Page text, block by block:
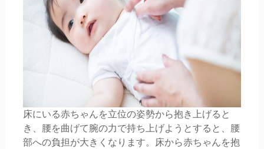
床にいる赤ちゃんを立位の姿勢から抱き上げると
き、腰を曲げて腕の力で持ち上げようとすると、腰
部への負担が大きくなります。床から赤ちゃんを抱